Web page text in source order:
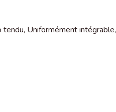
tendu, Uniformément intégrable,